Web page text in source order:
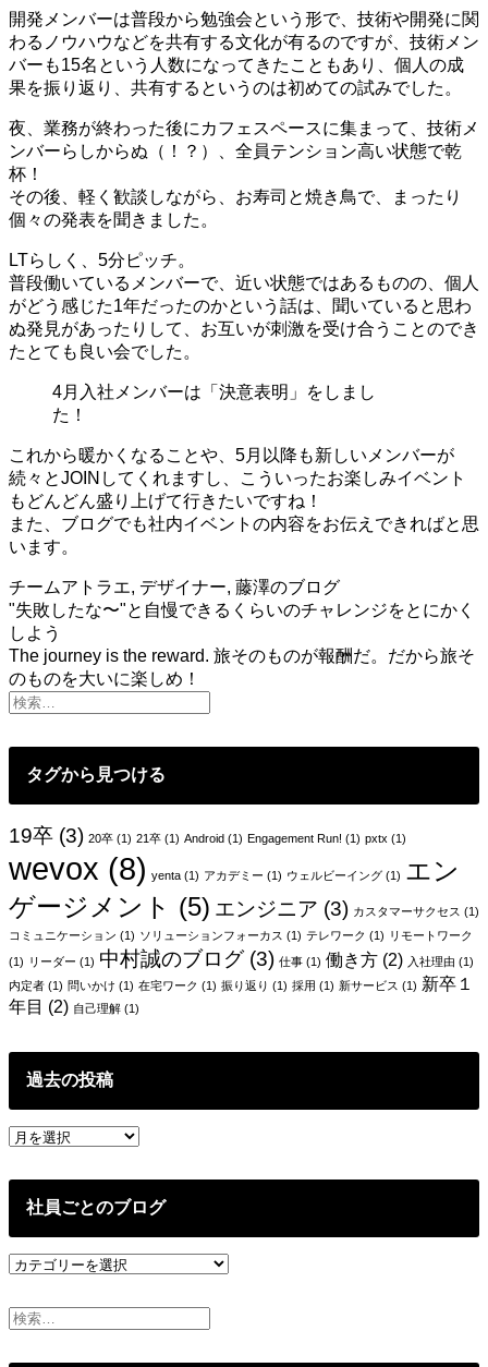
開発メンバーは普段から勉強会という形で、技術や開発に関
わるノウハウなどを共有する文化が有るのですが、技術メン
バーも15名という人数になってきたこともあり、個人の成
果を振り返り、共有するというのは初めての試みでした。
夜、業務が終わった後にカフェスペースに集まって、技術メ
ンバーらしからぬ（！？）、全員テンション高い状態で乾
杯！
その後、軽く歓談しながら、お寿司と焼き鳥で、まったり
個々の発表を聞きました。
LTらしく、5分ピッチ。
普段働いているメンバーで、近い状態ではあるものの、個人
がどう感じた1年だったのかという話は、聞いていると思わ
ぬ発見があったりして、お互いが刺激を受け合うことのでき
たとても良い会でした。
4月入社メンバーは「決意表明」をしまし
た！
これから暖かくなることや、5月以降も新しいメンバーが
続々とJOINしてくれますし、こういったお楽しみイベント
もどんどん盛り上げて行きたいですね！
また、ブログでも社内イベントの内容をお伝えできればと思
います。
チームアトラエ, デザイナー, 藤澤のブログ
投
稿
ナ
ビ
ゲ
ー
シ
ョ
ン
"失敗したな〜"と自慢できるくらいのチャレンジをとにかく
しよう
The journey is the reward. 旅そのものが報酬だ。だから旅そ
のものを大いに楽しめ！
タグから見つける
19卒 (3) 20卒 (1) 21卒 (1) Android (1) Engagement Run! (1) pxtx (1)
wevox (8) yenta (1) アカデミー (1) ウェルビーイング (1) エン
ゲージメント (5) エンジニア (3) カスタマーサクセス (1)
コミュニケーション (1) ソリューションフォーカス (1) テレワーク (1) リモートワーク
(1) リーダー (1) 中村誠のブログ(3) 仕事 (1) 働き方 (2) 入社理由 (1)
内定者 (1) 問いかけ (1) 在宅ワーク (1) 振り返り (1) 採用 (1) 新サービス (1) 新卒１
年目 (2) 自己理解 (1)
過去の投稿
過
の
社員ごとのブログ
社
ご
と